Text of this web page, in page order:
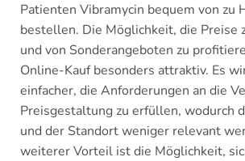
Patienten Vibramycin bequem von zu
bestellen. Die Möglichkeit, die Preise
und von Sonderangeboten zu
Online-Kauf besonders attraktiv. Es
einfacher, die Anforderungen an die
Preisgestaltung zu erfüllen, wodurch
und der Standort weniger relevant
weiterer Vorteil ist die Möglichkeit,